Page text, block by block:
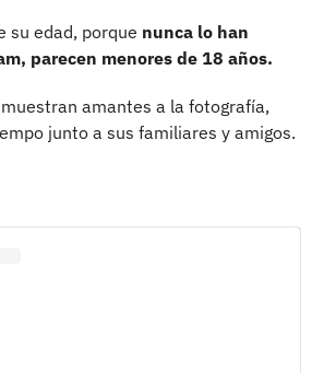
su edad, porque nunca lo han
parecen menores de 18 años.
amantes a la fotografía,
junto a sus familiares y amigos.